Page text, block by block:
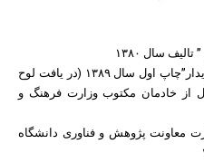
سال ۱۳۸۰
کتاب ” تناسب اندام و سلامتی پایدار”چاپ اول سال ۱۳۸۹ (در یافت لوح
از خادمان مکتوب وزارت فرهنگ و
معاونت پژوهش و فناوری دانشگاه